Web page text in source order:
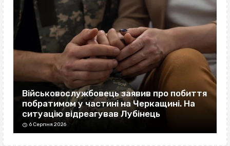
Військовослужбовець заявив про побиття
побратимом у частині на Черкащині. На
ситуацію відреагував Лубінець
6 Серпня 2026